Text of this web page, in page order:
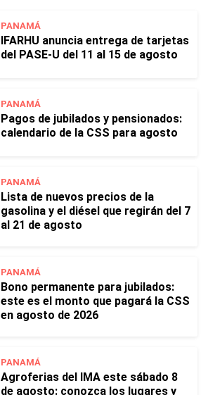
PANAMÁ
IFARHU anuncia entrega de tarjetas
del PASE-U del 11 al 15 de agosto
PANAMÁ
Pagos de jubilados y pensionados:
calendario de la CSS para agosto
PANAMÁ
Lista de nuevos precios de la
gasolina y el diésel que regirán del 7
al 21 de agosto
PANAMÁ
Bono permanente para jubilados:
este es el monto que pagará la CSS
en agosto de 2026
PANAMÁ
Agroferias del IMA este sábado 8
de agosto: conozca los lugares y